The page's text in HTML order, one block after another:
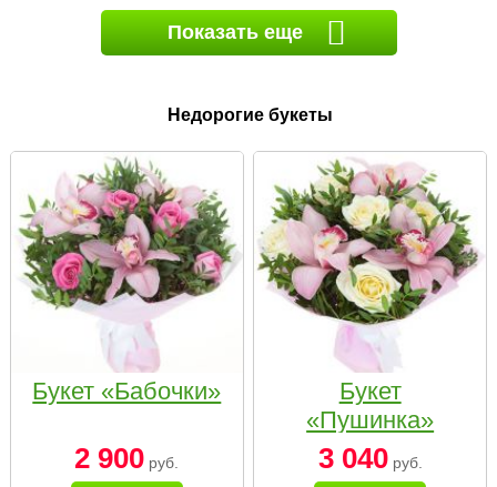
Показать еще
Недорогие букеты
Букет «Бабочки»
2 900 руб.
Букет
«Пушинка»
3 040руб.